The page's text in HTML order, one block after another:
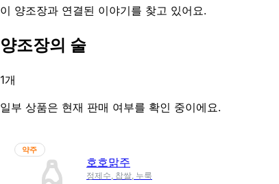
이 양조장과 연결된 이야기를 찾고 있어요.
양조장의 술
1개
일부 상품은 현재 판매 여부를 확인 중이에요.
약주
호호맑주
정제수, 찹쌀, 누룩